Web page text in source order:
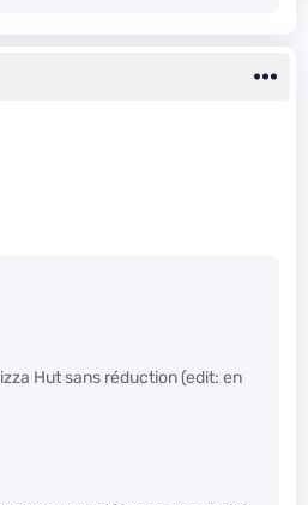
Hut sans réduction (edit: en